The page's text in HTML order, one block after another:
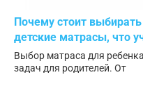
Почему стоит
детские матрасы, что
Выбор матраса для
задач для родителей. От